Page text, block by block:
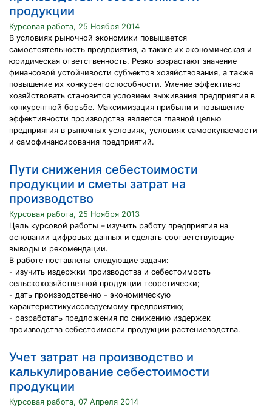
продукции
Курсовая работа, 25 Ноября 2014
В условиях рыночной экономики повышается
самостоятельность предприятия, а также их экономическая и
юридическая ответственность. Резко возрастают значение
финансовой устойчивости субъектов хозяйствования, а также
повышение их конкурентоспособности. Умение эффективно
хозяйствовать становится условием выживания предприятия в
конкурентной борьбе. Максимизация прибыли и повышение
эффективности производства является главной целью
предприятия в рыночных условиях, условиях самоокупаемости
и самофинансирования предприятий.
Пути снижения себестоимости
продукции и сметы затрат на
производство
Курсовая работа, 25 Ноября 2013
Цель курсовой работы – изучить работу предприятия на
основании цифровых данных и сделать соответствующие
выводы и рекомендации.
В работе поставлены следующие задачи:
- изучить издержки производства и себестоимость
сельскохозяйственной продукции теоретически;
- дать производственно - экономическую
характеристикуисследуемому предприятию;
- разработать предложения по снижению издержек
производства себестоимости продукции растениеводства.
Учет затрат на производство и
калькулирование себестоимости
продукции
Курсовая работа, 07 Апреля 2014